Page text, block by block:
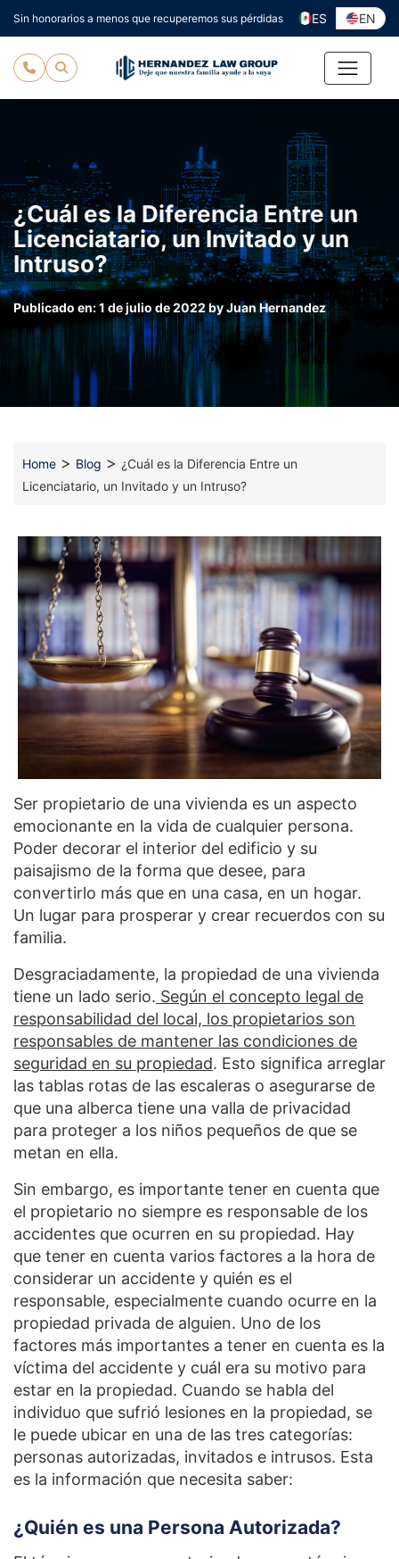
al
contenido
Sin honorarios a menos que recuperemos sus pérdidas ES EN
¿Cuál es la Diferencia Entre un
Licenciatario, un Invitado y un
Intruso?
Publicado en:1 de julio de 2022byJuan Hernandez
Home > Blog > ¿Cuál es la Diferencia Entre un
Licenciatario, un Invitado y un Intruso?
Ser propietario de una vivienda es un aspecto
emocionante en la vida de cualquier persona.
Poder decorar el interior del edificio y su
paisajismo de la forma que desee, para
convertirlo más que en una casa, en un hogar.
Un lugar para prosperar y crear recuerdos con su
familia.
Desgraciadamente, la propiedad de una vivienda
tiene un lado serio. Según el concepto legal de
responsabilidad del local, los propietarios son
responsables de mantener las condiciones de
seguridad en su propiedad. Esto significa arreglar
las tablas rotas de las escaleras o asegurarse de
que una alberca tiene una valla de privacidad
para proteger a los niños pequeños de que se
metan en ella.
Sin embargo, es importante tener en cuenta que
el propietario no siempre es responsable de los
accidentes que ocurren en su propiedad. Hay
que tener en cuenta varios factores a la hora de
considerar un accidente y quién es el
responsable, especialmente cuando ocurre en la
propiedad privada de alguien. Uno de los
factores más importantes a tener en cuenta es la
víctima del accidente y cuál era su motivo para
estar en la propiedad. Cuando se habla del
individuo que sufrió lesiones en la propiedad, se
le puede ubicar en una de las tres categorías:
personas autorizadas, invitados e intrusos. Esta
es la información que necesita saber:
¿Quién es una Persona Autorizada?